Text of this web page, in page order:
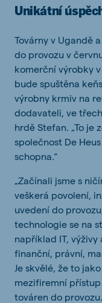
Unikátní
Továrny v Ugandě
do provozu v
komerční výrobky
bude spuštěna
výrobny krmiv na
dodavateli, ve
hrdě Stefan. „To je
společnost De
schopna.“
„Začínali jsme s
veškerá povolení,
uvedení do
technologie se na
například IT,
finanční, právní,
Je skvělé, že to
mezifiremní
továren do